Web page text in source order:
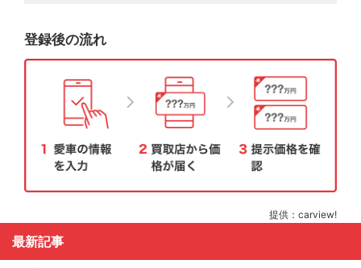
登録後の流れ
提供：carview!
最新記事